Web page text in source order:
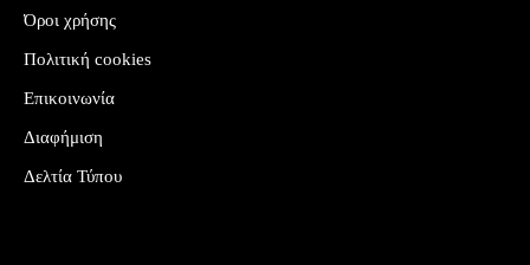
Όροι χρήσης
Πολιτική cookies
Επικοινωνία
Διαφήμιση
Δελτία Τύπου